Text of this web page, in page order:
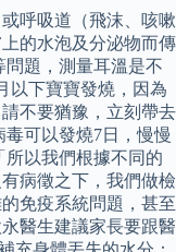
呼吸道（飛沫、咳嗽
的水泡及分泌物而傳
題，測量耳溫是不
以下寶寶發燒，因為
不要猶豫，立刻帶去
可以發燒7日，慢慢
以我們根據不同的
病徵之下，我們做檢
免疫系統問題，甚至
醫生建議家長要跟醫